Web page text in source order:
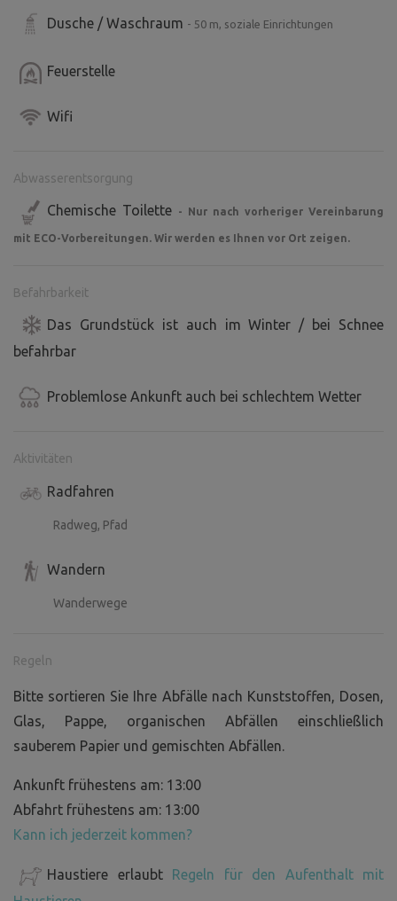
Dusche / Waschraum - 50 m, soziale Einrichtungen
Feuerstelle
Wifi
Abwasserentsorgung
Chemische Toilette - Nur nach vorheriger Vereinbarung
mit ECO-Vorbereitungen. Wir werden es Ihnen vor Ort zeigen.
Befahrbarkeit
Das Grundstück ist auch im Winter / bei Schnee
befahrbar
Problemlose Ankunft auch bei schlechtem Wetter
Aktivitäten
Radfahren
Radweg, Pfad
Wandern
Wanderwege
Regeln
Bitte sortieren Sie Ihre Abfälle nach Kunststoffen, Dosen,
Glas, Pappe, organischen Abfällen einschließlich
sauberem Papier und gemischten Abfällen.
Ankunft frühestens am: 13:00
Abfahrt frühestens am: 13:00
Kann ich jederzeit kommen?
Haustiere erlaubt
Regeln für den Aufenthalt mit